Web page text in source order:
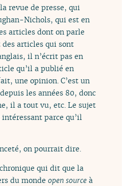
revue de presse, qui
Nichols, qui est en
articles dont on parle
articles qui sont
il n’écrit pas en
qu’il a publié en
une opinion. C’est un
les années 80, donc
il a tout vu, etc. Le sujet
parce qu’il
on pourrait dire.
qui dit que la
du mondeopen source à